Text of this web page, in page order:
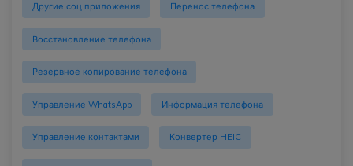
Другие соц.приложения Перенос телефона
Восстановление телефона
Резервное копирование телефона
Управление WhatsApp Информация телефона
Управление контактами Конвертер HEIC